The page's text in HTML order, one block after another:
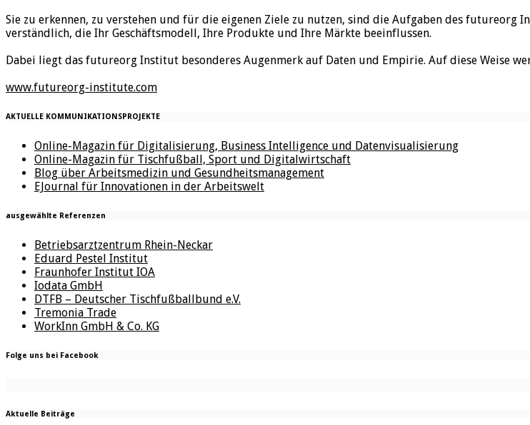
Sie zu erkennen, zu verstehen und für die eigenen Ziele zu nutzen, sind die Aufgaben des
verständlich, die Ihr Geschäftsmodell, Ihre Produkte und Ihre Märkte beeinflussen.
Dabei liegt das futureorg Institut besonderes Augenmerk auf Daten und Empirie. Auf diese Weise
www.futureorg-institute.com
AKTUELLE KOMMUNIKATIONSPROJEKTE
Online-Magazin für Digitalisierung, Business Intelligence und Datenvisualisierung
Online-Magazin für Tischfußball, Sport und Digitalwirtschaft
Blog über Arbeitsmedizin und Gesundheitsmanagement
EJournal für Innovationen in der Arbeitswelt
ausgewählte Referenzen
Betriebsarztzentrum Rhein-Neckar
Eduard Pestel Institut
Fraunhofer Institut IOA
Iodata GmbH
DTFB – Deutscher Tischfußballbund e.V.
Tremonia Trade
WorkInn GmbH & Co. KG
Folge uns bei Facebook
Aktuelle Beiträge